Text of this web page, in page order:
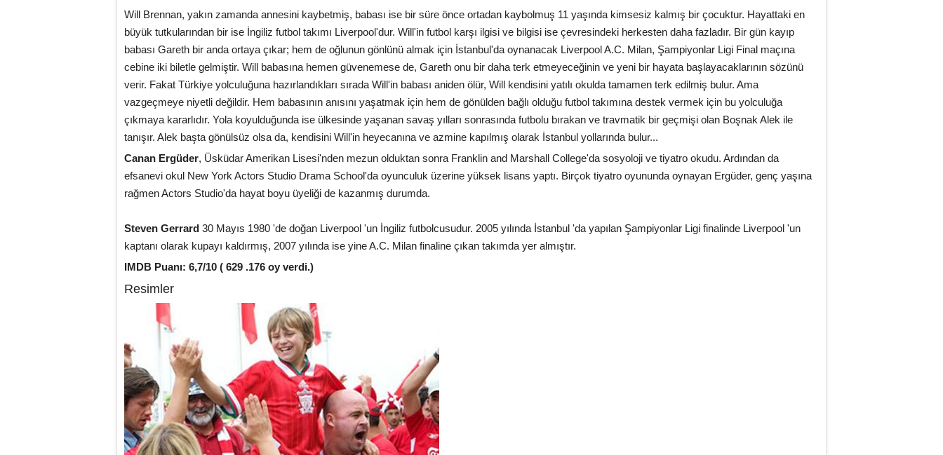
Will Brennan, yakın zamanda annesini kaybetmiş, babası ise bir süre önce ortadan kaybolmuş 11 yaşında kimsesiz kalmış bir çocuktur. Hayattaki en
büyük tutkularından bir ise İngiliz futbol takımı Liverpool'dur. Will'in futbol karşı ilgisi ve bilgisi ise çevresindeki herkesten daha fazladır. Bir gün kayıp
babası Gareth bir anda ortaya çıkar; hem de oğlunun gönlünü almak için İstanbul'da oynanacak Liverpool A.C. Milan, Şampiyonlar Ligi Final maçına
cebine iki biletle gelmiştir. Will babasına hemen güvenemese de, Gareth onu bir daha terk etmeyeceğinin ve yeni bir hayata başlayacaklarının sözünü
verir. Fakat Türkiye yolculuğuna hazırlandıkları sırada Will'in babası aniden ölür, Will kendisini yatılı okulda tamamen terk edilmiş bulur. Ama
vazgeçmeye niyetli değildir. Hem babasının anısını yaşatmak için hem de gönülden bağlı olduğu futbol takımına destek vermek için bu yolculuğa
çıkmaya kararlıdır. Yola koyulduğunda ise ülkesinde yaşanan savaş yılları sonrasında futbolu bırakan ve travmatik bir geçmişi olan Boşnak Alek ile
tanışır. Alek başta gönülsüz olsa da, kendisini Will'in heyecanına ve azmine kapılmış olarak İstanbul yollarında bulur...
Canan Ergüder, Üsküdar Amerikan Lisesi'nden mezun olduktan sonra Franklin and Marshall College'da sosyoloji ve tiyatro okudu. Ardından da
efsanevi okul New York Actors Studio Drama School'da oyunculuk üzerine yüksek lisans yaptı. Birçok tiyatro oyununda oynayan Ergüder, genç yaşına
rağmen Actors Studio'da hayat boyu üyeliği de kazanmış durumda.
Steven Gerrard 30 Mayıs 1980 'de doğan Liverpool 'un İngiliz futbolcusudur. 2005 yılında İstanbul 'da yapılan Şampiyonlar Ligi finalinde Liverpool 'un
kaptanı olarak kupayı kaldırmış, 2007 yılında ise yine A.C. Milan finaline çıkan takımda yer almıştır.
IMDB Puanı: 6,7/10 ( 629 .176 oy verdi.)
Resimler